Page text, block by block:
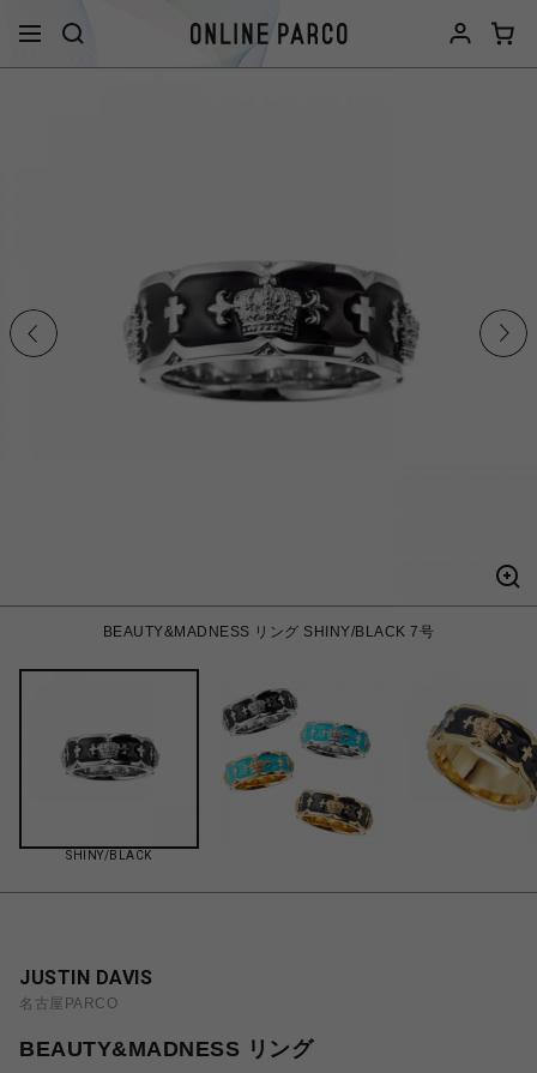
BEAUTY&MADNESS リング SHINY/BLACK 7号
SHINY/BLACK
JUSTIN DAVIS
名古屋PARCO
BEAUTY&MADNESS リング